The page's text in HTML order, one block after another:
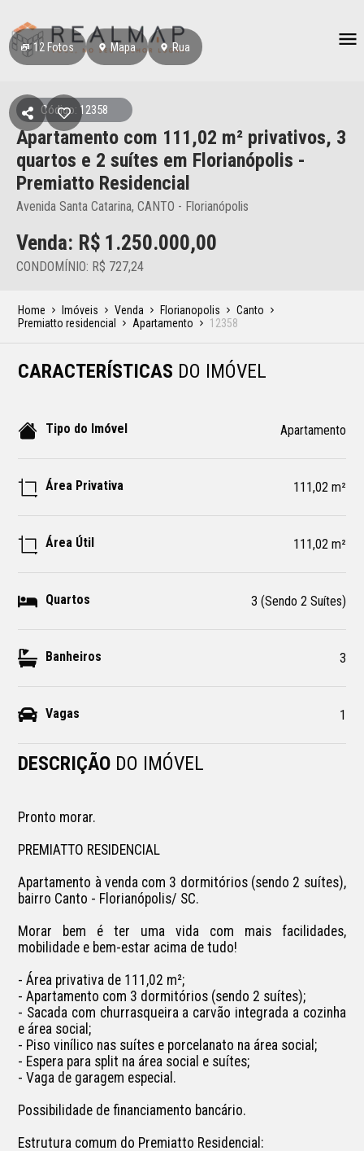
12 Fotos Mapa Rua
Código: 12358
Apartamento com 111,02 m² privativos, 3
quartos e 2 suítes em Florianópolis -
Premiatto Residencial
Avenida Santa Catarina, CANTO - Florianópolis
Venda: R$ 1.250.000,00
CONDOMÍNIO: R$ 727,24
Home Imóveis Venda Florianopolis
Canto
Premiatto residencial
Apartamento 12358
CARACTERÍSTICAS DO IMÓVEL
Tipo do Imóvel Apartamento
Área Privativa 111,02 m²
Área Útil 111,02 m²
Quartos 3 (Sendo 2 Suítes)
Banheiros 3
Vagas 1
DESCRIÇÃO DO IMÓVEL
Pronto morar.
PREMIATTO RESIDENCIAL
Apartamento à venda com 3 dormitórios (sendo 2 suítes),
bairro Canto - Florianópolis/ SC.
Morar bem é ter uma vida com mais facilidades,
mobilidade e bem-estar acima de tudo!
- Área privativa de 111,02 m²;
- Apartamento com 3 dormitórios (sendo 2 suítes);
- Sacada com churrasqueira a carvão integrada a cozinha
e área social;
- Piso vinílico nas suítes e porcelanato na área social;
- Espera para split na área social e suítes;
- Vaga de garagem especial.
Possibilidade de financiamento bancário.
Estrutura comum do Premiatto Residencial: